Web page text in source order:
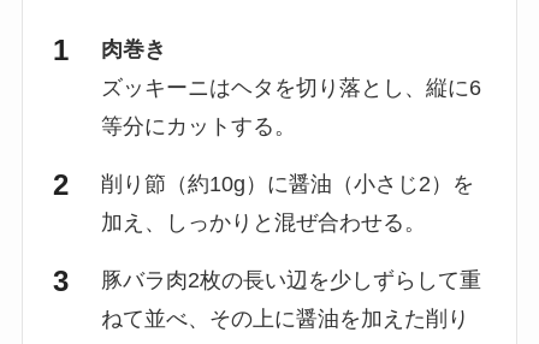
肉巻き
ズッキーニはヘタを切り落とし、縦に6
等分にカットする。
削り節（約10g）に醤油（小さじ2）を
加え、しっかりと混ぜ合わせる。
豚バラ肉2枚の長い辺を少しずらして重
ねて並べ、その上に醤油を加えた削り